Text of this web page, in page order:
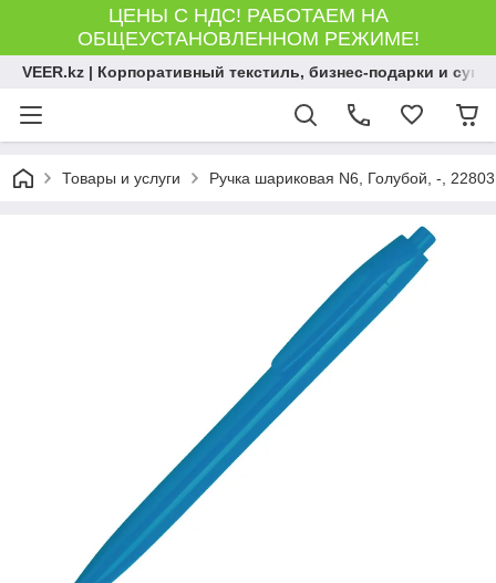
ЦЕНЫ С НДС! РАБОТАЕМ НА
ОБЩЕУСТАНОВЛЕННОМ РЕЖИМЕ!
VEER.kz | Корпоративный текстиль, бизнес-подарки и
Товары и услуги Ручка шариковая N6, Голубой, -,